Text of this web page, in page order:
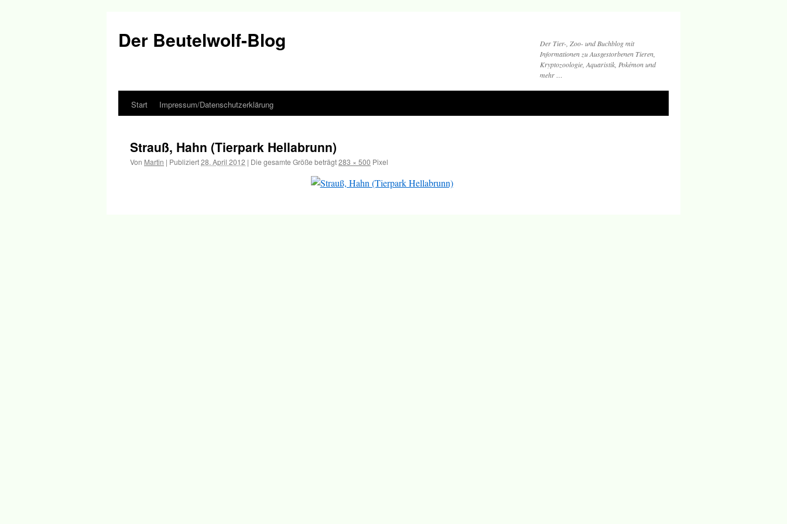
Der Beutelwolf-Blog
Der Tier-, Zoo- und Buchblog mit
Informationen zu Ausgestorbenen Tieren,
Kryptozoologie, Aquaristik, Pokémon und
mehr …
Springe
Inhalt
Start Impressum/Datenschutzerklärung
Strauß, Hahn (Tierpark Hellabrunn)
Von Martin | Publiziert28. April 2012 | Die gesamte Größe beträgt283 × 500 Pixel